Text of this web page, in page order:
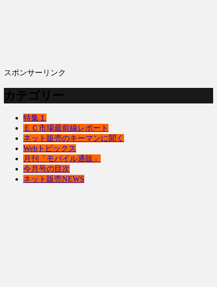
スポンサーリンク
カテゴリー
特集１
ＥＣ市場最前線レポート
ネット販売のキーマンに聞く
Webトピックス
月刊「モバイル通販」
今月号の目次
ネット販売NEWS